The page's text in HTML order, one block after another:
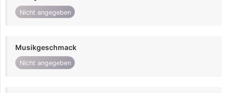
Nicht angegeben
Musikgeschmack
Nicht angegeben